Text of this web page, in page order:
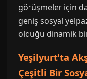
görüşmeler için
geniş sosyal
olduğu dinamik
Yeşilyurt'ta
Çeşitli Bir